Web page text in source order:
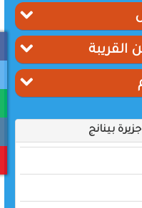
القريبة
بينانج